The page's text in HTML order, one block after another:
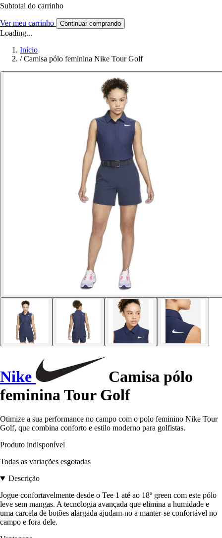
Subtotal do carrinho
Ver meu carrinho Continuar comprando
Loading...
Início
/ Camisa pólo feminina Nike Tour Golf
Nike
Camisa pólo
feminina Tour Golf
Otimize a sua performance no campo com o polo feminino Nike Tour
Golf, que combina conforto e estilo moderno para golfistas.
Produto indisponível
Todas as variações esgotadas
Descrição
Jogue confortavelmente desde o Tee 1 até ao 18º green com este pólo
leve sem mangas. A tecnologia avançada que elimina a humidade e
uma carcela de botões alargada ajudam-no a manter-se confortável no
campo e fora dele.